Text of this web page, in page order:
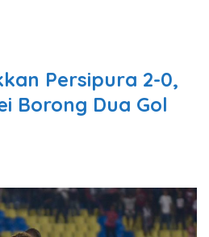
Persipura 2-0,
Borong Dua Gol